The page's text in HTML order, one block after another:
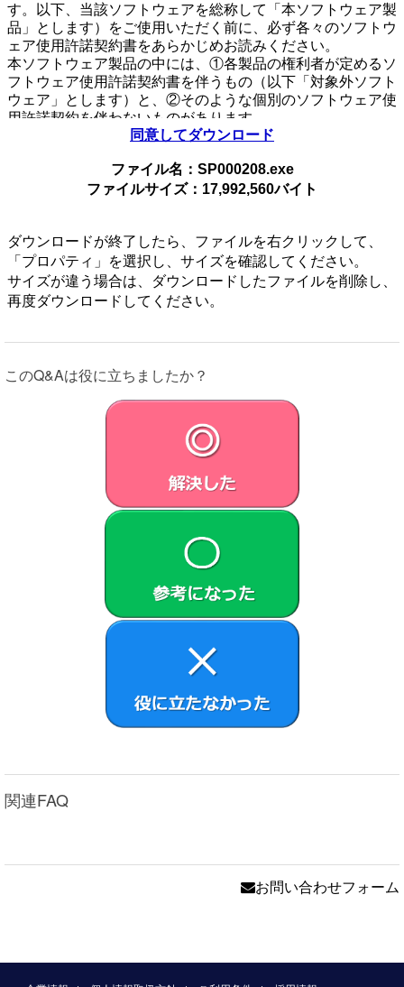
す。以下、当該ソフトウェアを総称して「本ソフトウェア製
品」とします）をご使用いただく前に、必ず各々のソフトウ
ェア使用許諾契約書をあらかじめお読みください。
本ソフトウェア製品の中には、①各製品の権利者が定めるソ
フトウェア使用許諾契約書を伴うもの（以下「対象外ソフト
ウェア」とします）と、②そのような個別のソフトウェア使
用許諾契約を伴わないものがあります。
個別のソフトウェア使用許諾契約書を伴わない各々のソフト
フトウェア、媒体、マニュアルなどの関連書類および電子文
書を含みます）に関しては、
フトウェア使用許諾契約書にご同意いただいたものとしま
す。
本契約は、お客さま（以下「お客さま」とします）とVAIO
ウェアの使用権の許諾に関する条件を定めるものです。
第1条 （総則）
権利およびこれに隣接する権利に関する諸条約その他知的財
産権に関する法令によって保護されています。許諾ソフトウ
ェアは、本契約の条件に従いVAIOからお客さまに対して使
産権はお客さまに移転いたしません。
第2条 （使用権）
VAIOは、許諾ソフトウェアの非独占的な使用権をお客
本契約によって生ずる許諾ソフトウェアの使用権とは、
本製品においてのみ、お客さまが許諾ソフトウェア1部
を使用する権利をいいます。
本契約に別途の定めのある場合を除き、お客さまは、許
諾ソフトウェアの全部または一部を複製、複写したり、
これに対する修正、追加等の改変をすることができませ
ん。本製品に同梱されているシステムリカバリーメディ
ア、アプリケーションリカバリーメディアまたは、お客
てリカバリーメディアとします）は、本製品に同梱され
お客さまがインストールした、または本製品にプリイン
ストールされていた許諾ソフトウェアが何らかの理由で
同意してダウンロード
ファイル名：SP000208.exe
ファイルサイズ：17,992,560バイト
ダウンロードが終了したら、ファイルを右クリックして、
「プロパティ」を選択し、サイズを確認してください。
サイズが違う場合は、ダウンロードしたファイルを削除し、
再度ダウンロードしてください。
このQ&Aは役に立ちましたか？
関連FAQ
お問い合わせフォーム